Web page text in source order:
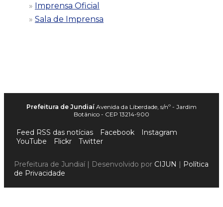
Imprensa Oficial
Sala de Imprensa
Prefeitura de Jundiaí Avenida da Liberdade, s/nº - Jardim
Botânico - CEP 13214-900
Feed RSS das notícias Facebook
Instagram
YouTube
Flickr Twitter
Prefeitura de Jundiaí | Desenvolvido por CIJUN | Política
de Privacidade